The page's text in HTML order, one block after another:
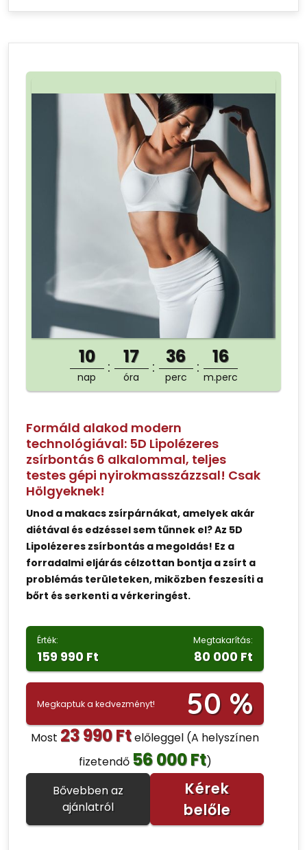
10
nap
17
óra
36
perc
16
m.perc
Formáld alakod modern
technológiával: 5D Lipolézeres
zsírbontás 6 alkalommal, teljes
testes gépi nyirokmasszázzsal! Csak
Hölgyeknek!
Unod a makacs zsírpárnákat, amelyek akár
diétával és edzéssel sem tűnnek el? Az 5D
Lipolézeres zsírbontás a megoldás! Ez a
forradalmi eljárás célzottan bontja a zsírt a
problémás területeken, miközben feszesíti a
bőrt és serkenti a vérkeringést.
Érték:
159 990 Ft
Megtakarítás:
80 000 Ft
Megkaptuk a kedvezményt! 50 %
Most 23 990 Ftelőleggel (A helyszínen
fizetendő 56 000 Ft)
Bővebben az
ajánlatról
Kérek
belőle